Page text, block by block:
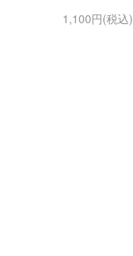
1,100円(税込)